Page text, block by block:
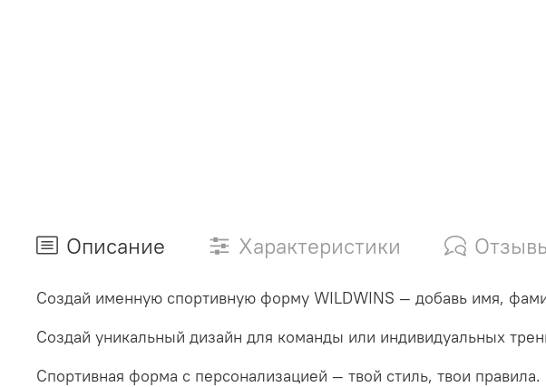
Описание Характеристики
Создай именную спортивную форму WILDWINS — добавь имя,
Создай уникальный дизайн для команды или индивидуальных
Спортивная форма с персонализацией — твой стиль, твои правила.